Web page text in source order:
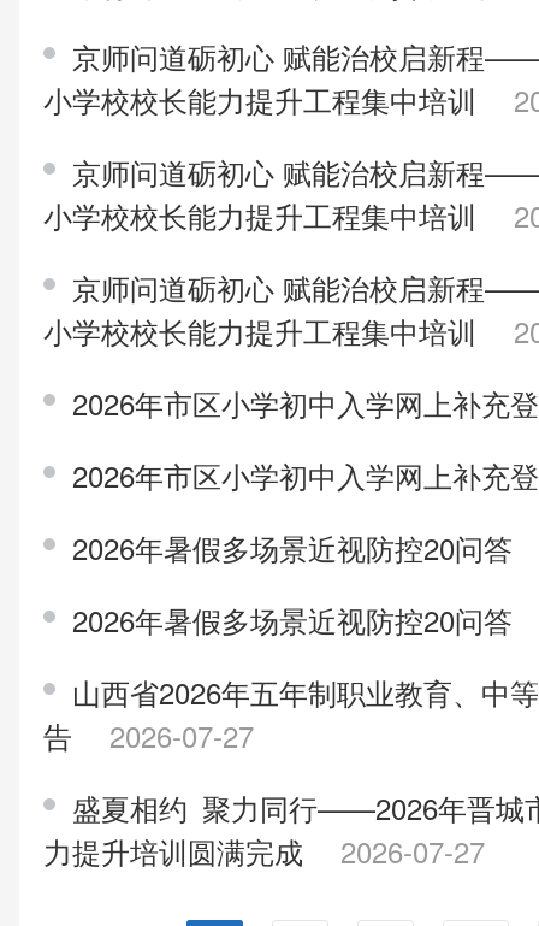
京师问道砺初心 赋能治校启新程
小学校校长能力提升工程集中培训
京师问道砺初心 赋能治校启新程
小学校校长能力提升工程集中培训
京师问道砺初心 赋能治校启新程
小学校校长能力提升工程集中培训
2026年市区小学初中入学网上补充
2026年市区小学初中入学网上补充
2026年暑假多场景近视防控20问答
2026年暑假多场景近视防控20问答
山西省2026年五年制职业教育、中
告
2026-07-27
盛夏相约 聚力同行——2026年晋城
力提升培训圆满完成
2026-07-27